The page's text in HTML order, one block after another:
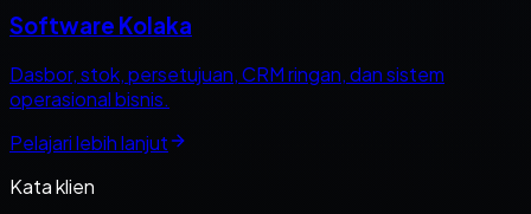
Software Kolaka
Dasbor, stok, persetujuan, CRM ringan, dan sistem
operasional bisnis.
Pelajari lebih lanjut
Kata klien